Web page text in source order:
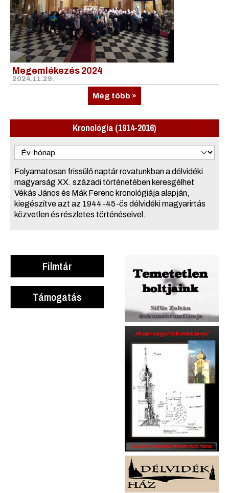
Filmtár
Támogatás
Megemlékezés 2024
2024.11.29.
Még több »
Kronológia (1914-2016)
Folyamatosan frissülő naptár rovatunkban a délvidéki
magyarság XX. századi történetében keresgélhet
Vékás János és Mák Ferenc kronológiája alapján,
kiegészítve azt az 1944-45-ös délvidéki magyarirtás
közvetlen és részletes történéseivel.